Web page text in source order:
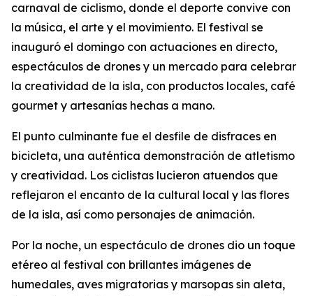
carnaval de ciclismo, donde el deporte convive con
la música, el arte y el movimiento. El festival se
inauguró el domingo con actuaciones en directo,
espectáculos de drones y un mercado para celebrar
la creatividad de la isla, con productos locales, café
gourmet y artesanías hechas a mano.
El punto culminante fue el desfile de disfraces en
bicicleta, una auténtica demonstración de atletismo
y creatividad. Los ciclistas lucieron atuendos que
reflejaron el encanto de la cultural local y las flores
de la isla, así como personajes de animación.
Por la noche, un espectáculo de drones dio un toque
etéreo al festival con brillantes imágenes de
humedales, aves migratorias y marsopas sin aleta,